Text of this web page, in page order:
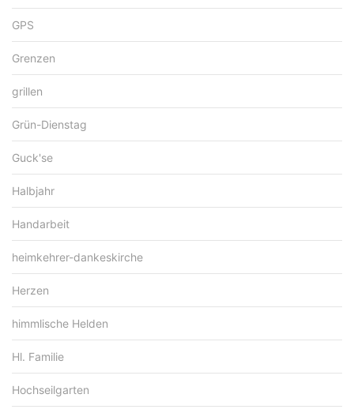
GPS
Grenzen
grillen
Grün-Dienstag
Guck'se
Halbjahr
Handarbeit
heimkehrer-dankeskirche
Herzen
himmlische Helden
Hl. Familie
Hochseilgarten